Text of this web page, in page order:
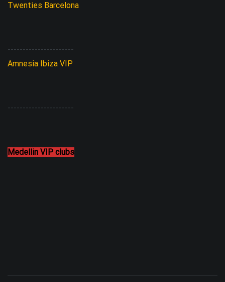
Twenties Barcelona
----------------------
Amnesia Ibiza VIP
----------------------
Medellin VIP clubs